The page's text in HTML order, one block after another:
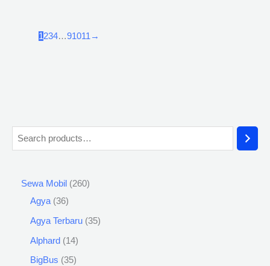
Sewa Mobil
260
Agya 36
Agya Terbaru 35
Alphard 14
BigBus 35
1 234…91011 →